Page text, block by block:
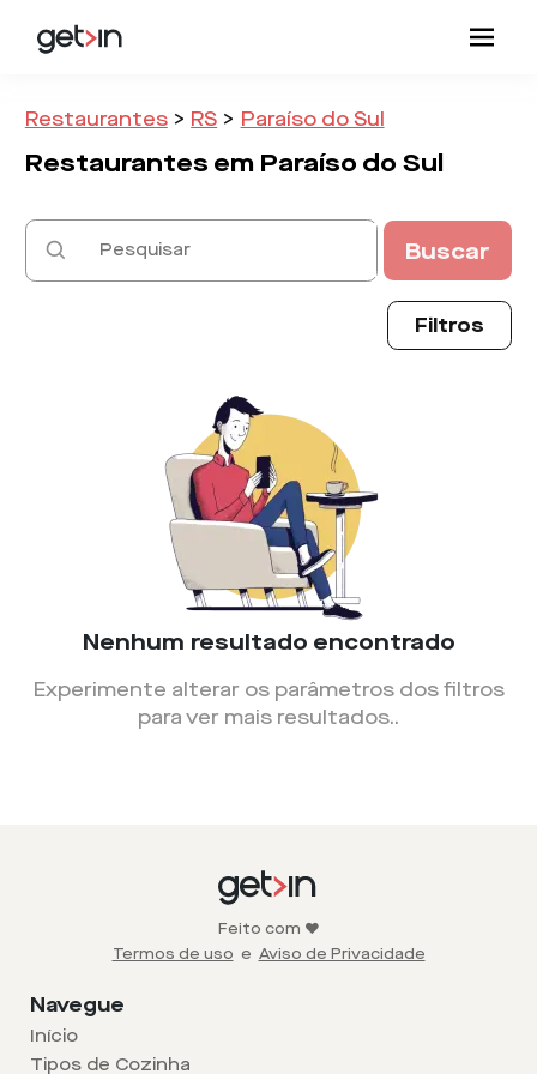
Restaurantes > RS > Paraíso do Sul
Restaurantes em Paraíso do Sul
Buscar
Filtros
Nenhum resultado encontrado
Experimente alterar os parâmetros dos filtros
para ver mais resultados..
Feito com ❤️
Termos de uso e Aviso de Privacidade
Navegue
Início
Tipos de Cozinha